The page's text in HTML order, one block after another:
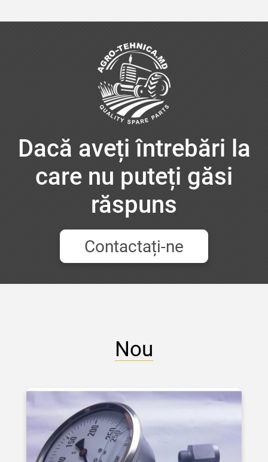
Dacă aveți întrebări la
care nu puteți găsi
răspuns
Contactați-ne
Nou